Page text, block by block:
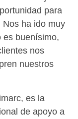
para
ha ido muy
es buenísimo,
nos
nuestros
es la
de apoyo a